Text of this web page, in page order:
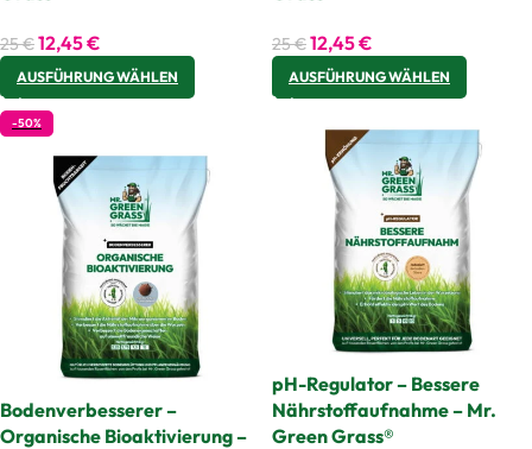
25€12,45€
AUSFÜHRUNG WÄHLEN
25€12,45€
AUSFÜHRUNG WÄHLEN
-50%
Bodenverbesserer –
Organische Bioaktivierung –
pH-Regulator – Bessere
Nährstoffaufnahme – Mr.
Green Grass®